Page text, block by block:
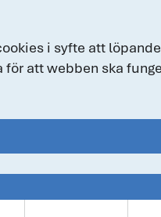
i syfte att
att webben ska